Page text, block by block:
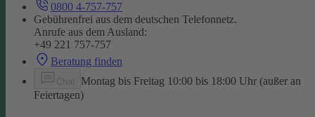
0800 4-757-757
Gebührenfrei aus dem deutschen Telefonnetz.
Anrufe aus dem Ausland:
+49 221 757-757
Beratung finden
Montag bis Freitag 10:00 bis 18:00 Uhr (außer an
Feiertagen)